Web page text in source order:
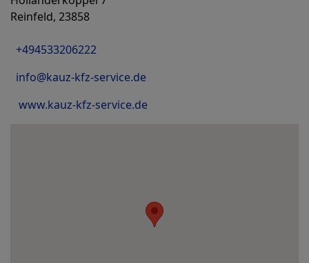
Reinfeld, 23858
+494533206222
info@kauz-kfz-service.de
www.kauz-kfz-service.de